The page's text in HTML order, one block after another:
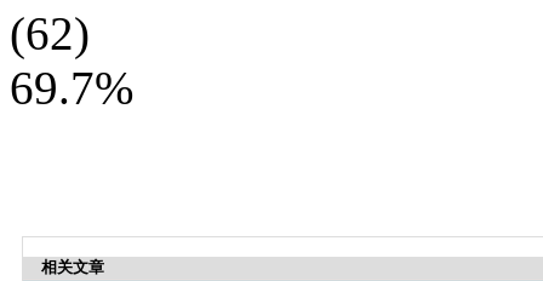
(62)
69.7%
相关文章